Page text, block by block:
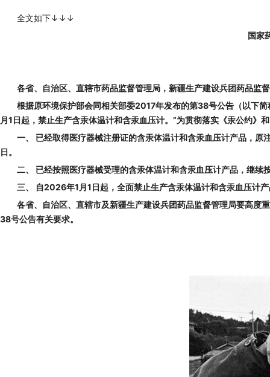
全文如下↓↓↓
国家
各省、自治区、直辖市药品监督管理局，新疆生产建设兵团药品监
根据原环境保护部会同相关部委2017年发布的第38号公告（以下
月1日起，禁止生产含汞体温计和含汞血压计。”为贯彻落实《汞公约
一、 已经取得医疗器械注册证的含汞体温计和含汞血压计产品，
日。
二、 已经按照医疗器械受理的含汞体温计和含汞血压计产品，继
三、 自2026年1月1日起，全面禁止生产含汞体温计和含汞血压计
各省、自治区、直辖市及新疆生产建设兵团药品监督管理局要高
38号公告有关要求。